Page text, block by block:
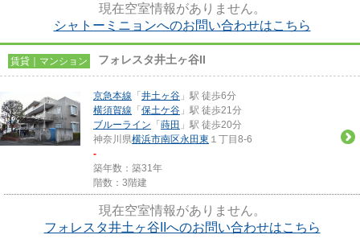
現在空室情報がありません。
シャトーミニョンへのお問い合わせはこちら
賃貸｜マンション フォレスタ井土ヶ谷II
京急本線 「 井土ヶ谷 」駅 徒歩6分
横須賀線 「 保土ケ谷 」駅 徒歩21分
ブルーライン 「 蒔田 」駅 徒歩20分
神奈川県横浜市南区永田東 １丁目8-6
-
築年数：築31年
階数：3階建
現在空室情報がありません。
フォレスタ井土ヶ谷IIへのお問い合わせはこちら